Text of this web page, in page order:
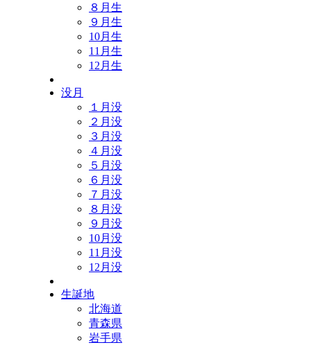
８月生
９月生
10月生
11月生
12月生
没月
１月没
２月没
３月没
４月没
５月没
６月没
７月没
８月没
９月没
10月没
11月没
12月没
生誕地
北海道
青森県
岩手県